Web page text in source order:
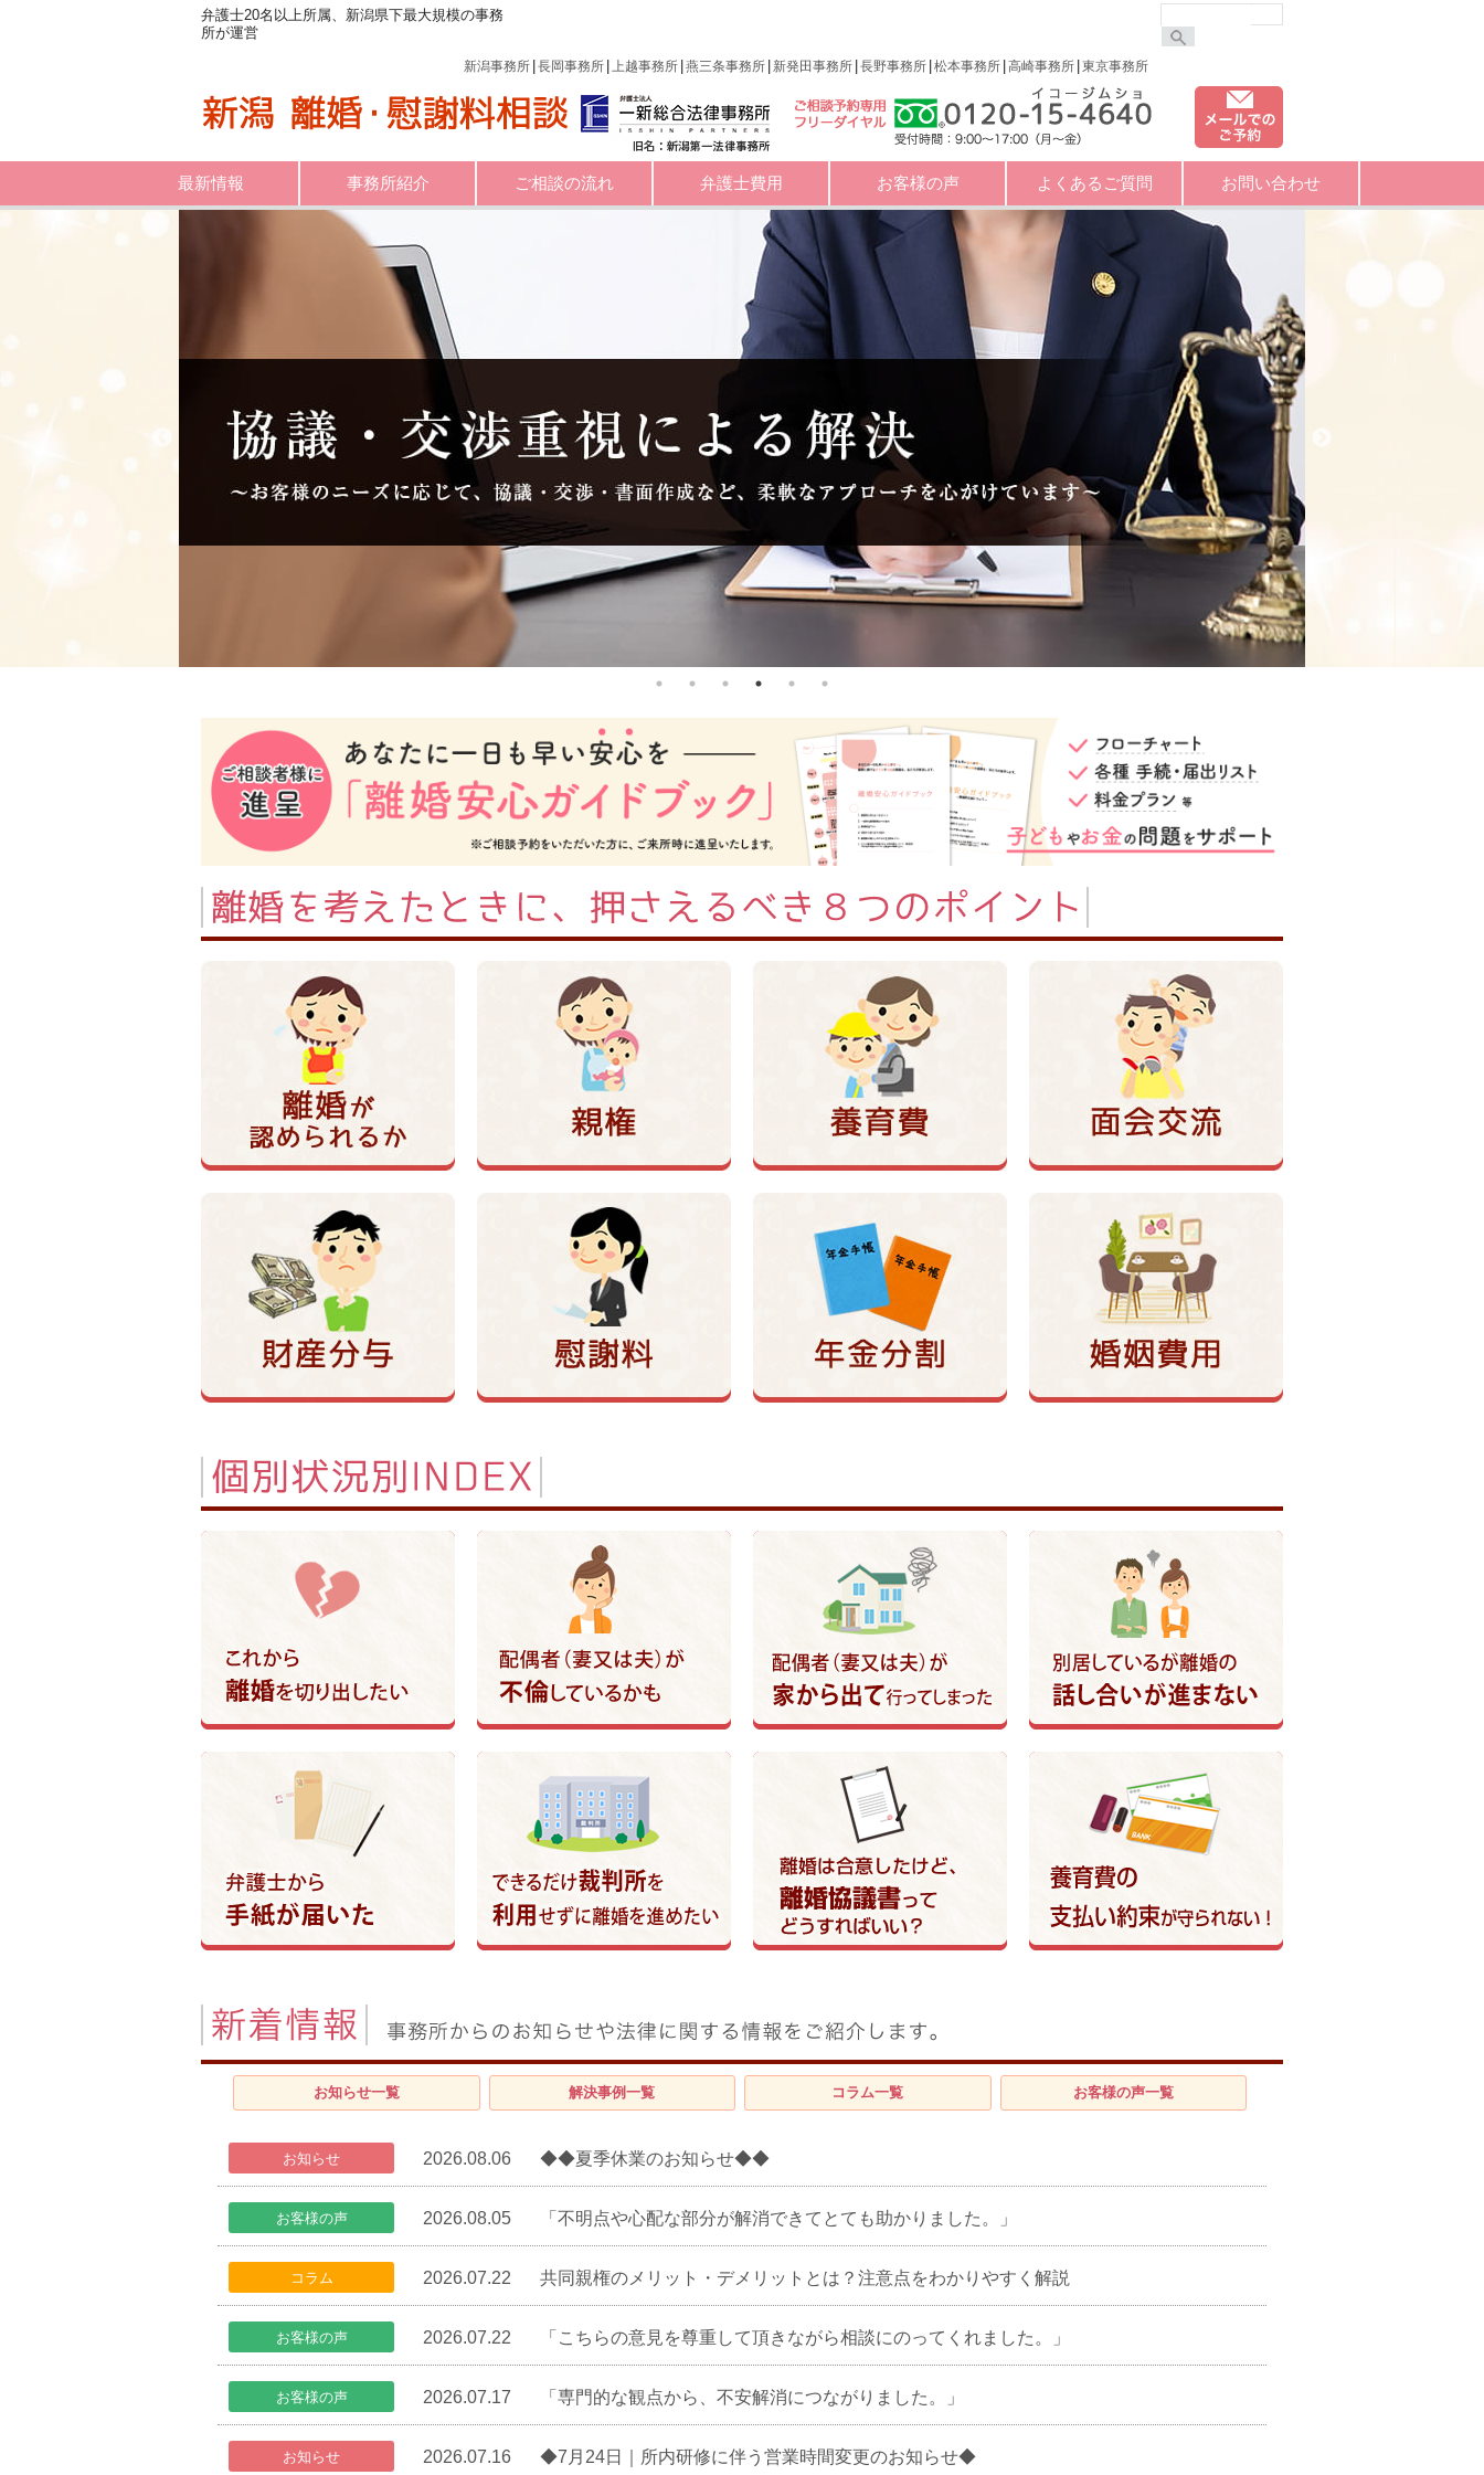
弁護士20名以上所属、新潟県下最大規模の事務
所が運営
新潟事務所 長岡事務所 上越事務所 燕三条事務所 新発田事務所 長野事務所 松本事務所 高崎事務所 東京事務所
最新情報 事務所紹介 ご相談の流れ 弁護士費用 お客様の声 よくあるご質問 お問い合わせ
お知らせ一覧 解決事例一覧 コラム一覧 お客様の声一覧
お知らせ 2026.08.06 ◆◆夏季休業のお知らせ◆◆
お客様の声 2026.08.05 「不明点や心配な部分が解消できてとても助かりました。」
コラム 2026.07.22 共同親権のメリット・デメリットとは？注意点をわかりやすく解説
お客様の声 2026.07.22 「こちらの意見を尊重して頂きながら相談にのってくれました。」
お客様の声 2026.07.17 「専門的な観点から、不安解消につながりました。」
お知らせ 2026.07.16 ◆7月24日｜所内研修に伴う営業時間変更のお知らせ◆